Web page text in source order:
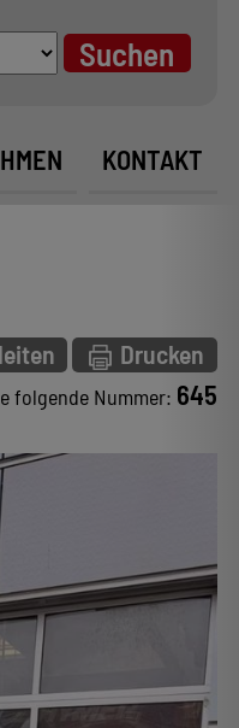
KONTAKT
Drucken
folgende Nummer: 645